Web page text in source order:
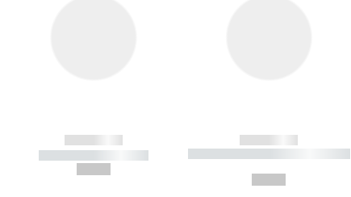
------------
----------- -----------
------------
----------- ----------- ----------